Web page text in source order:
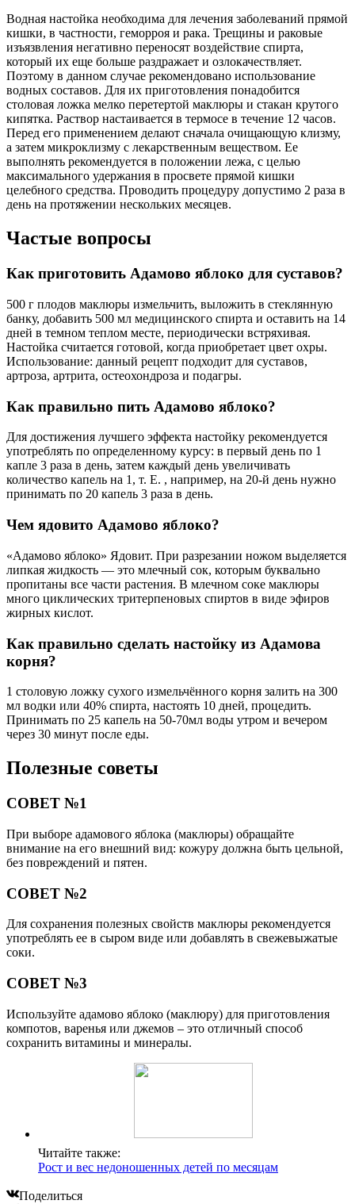
Водная настойка необходима для лечения заболеваний прямой
кишки, в частности, геморроя и рака. Трещины и раковые
изъязвления негативно переносят воздействие спирта,
который их еще больше раздражает и озлокачествляет.
Поэтому в данном случае рекомендовано использование
водных составов. Для их приготовления понадобится
столовая ложка мелко перетертой маклюры и стакан крутого
кипятка. Раствор настаивается в термосе в течение 12 часов.
Перед его применением делают сначала очищающую клизму,
а затем микроклизму с лекарственным веществом. Ее
выполнять рекомендуется в положении лежа, с целью
максимального удержания в просвете прямой кишки
целебного средства. Проводить процедуру допустимо 2 раза в
день на протяжении нескольких месяцев.
Частые вопросы
Как приготовить Адамово яблоко для суставов?
500 г плодов маклюры измельчить, выложить в стеклянную
банку, добавить 500 мл медицинского спирта и оставить на 14
дней в темном теплом месте, периодически встряхивая.
Настойка считается готовой, когда приобретает цвет охры.
Использование: данный рецепт подходит для суставов,
артроза, артрита, остеохондроза и подагры.
Как правильно пить Адамово яблоко?
Для достижения лучшего эффекта настойку рекомендуется
употреблять по определенному курсу: в первый день по 1
капле 3 раза в день, затем каждый день увеличивать
количество капель на 1, т. Е. , например, на 20-й день нужно
принимать по 20 капель 3 раза в день.
Чем ядовито Адамово яблоко?
«Адамово яблоко» Ядовит. При разрезании ножом выделяется
липкая жидкость — это млечный сок, которым буквально
пропитаны все части растения. В млечном соке маклюры
много циклических тритерпеновых спиртов в виде эфиров
жирных кислот.
Как правильно сделать настойку из Адамова
корня?
1 столовую ложку сухого измельчённого корня залить на 300
мл водки или 40% спирта, настоять 10 дней, процедить.
Принимать по 25 капель на 50-70мл воды утром и вечером
через 30 минут после еды.
Полезные советы
СОВЕТ №1
При выборе адамового яблока (маклюры) обращайте
внимание на его внешний вид: кожуру должна быть цельной,
без повреждений и пятен.
СОВЕТ №2
Для сохранения полезных свойств маклюры рекомендуется
употреблять ее в сыром виде или добавлять в свежевыжатые
соки.
СОВЕТ №3
Используйте адамово яблоко (маклюру) для приготовления
компотов, варенья или джемов – это отличный способ
сохранить витамины и минералы.
Читайте также:
Рост и вес недоношенных детей по месяцам
Поделиться